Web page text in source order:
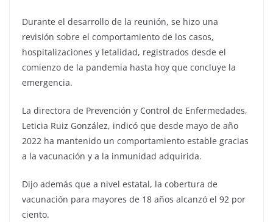
Durante el desarrollo de la reunión, se hizo una
revisión sobre el comportamiento de los casos,
hospitalizaciones y letalidad, registrados desde el
comienzo de la pandemia hasta hoy que concluye la
emergencia.
La directora de Prevención y Control de Enfermedades,
Leticia Ruiz González, indicó que desde mayo de año
2022 ha mantenido un comportamiento estable gracias
a la vacunación y a la inmunidad adquirida.
Dijo además que a nivel estatal, la cobertura de
vacunación para mayores de 18 años alcanzó el 92 por
ciento.